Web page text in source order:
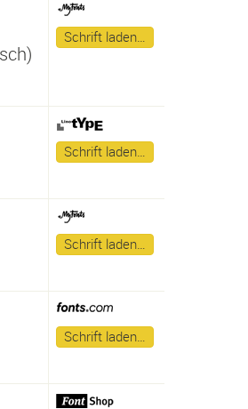
Schrift laden…
Schrift laden…
Schrift laden…
Schrift laden…